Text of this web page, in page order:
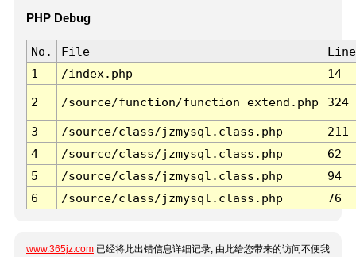
PHP Debug
No. File
Line
1
/index.php 14
2 /source/function/function_extend.php 324
3 /source/class/jzmysql.class.php
211
4
/source/class/jzmysql.class.php
62
5
/source/class/jzmysql.class.php
94
6
/source/class/jzmysql.class.php 76
www.365jz.com 已经将此出错信息详细记录, 由此给您带来的访问不便我